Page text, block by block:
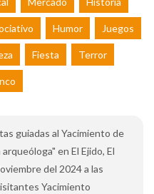
Humor Juegos
Fiesta Terror
guiadas al Yacimiento de
en El Ejido, El
del 2024 a las
Yacimiento